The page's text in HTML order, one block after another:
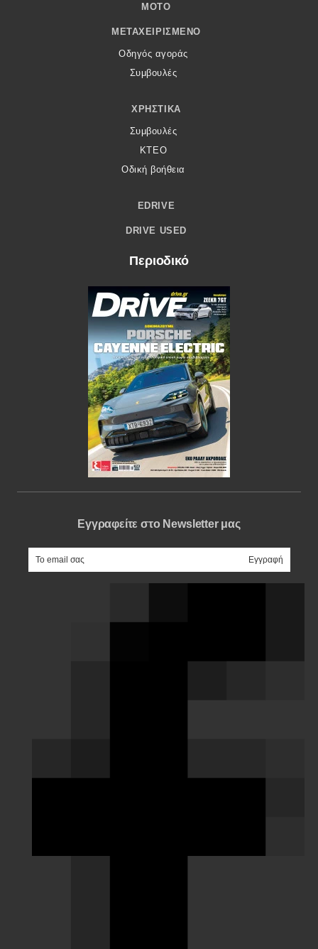
MOTO
ΜΕΤΑΧΕΙΡΙΣΜΈΝΟ
Οδηγός αγοράς
Συμβουλές
ΧΡΗΣΤΙΚΆ
Συμβουλές
ΚΤΕΟ
Οδική βοήθεια
EDRIVE
DRIVE USED
Περιοδικό
Εγγραφείτε στο Newsletter μας
e-mail